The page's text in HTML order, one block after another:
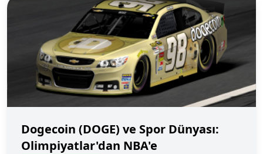
Dogecoin (DOGE) ve Spor Dünyası:
Olimpiyatlar'dan NBA'e